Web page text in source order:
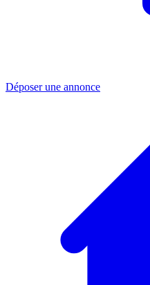
Déposer une annonce